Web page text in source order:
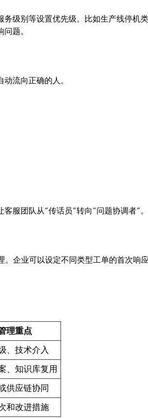
级别等设置优先级。比如生产线停机
题。
流向正确的人。
服团队从“传话员”转向“问题协调者”。
企业可以设定不同类型工单的首次响
理重点
、技术介入
、知识库复用
供应链协同
和改进措施